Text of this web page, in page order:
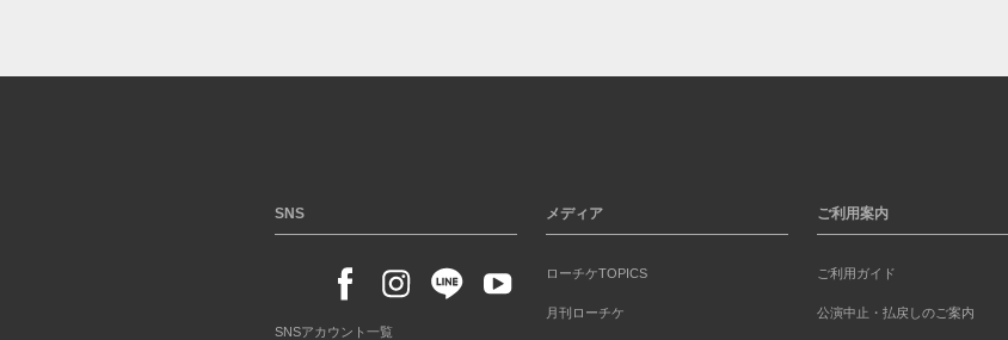
SNS
SNSアカウント一覧
メディア
ローチケTOPICS
月刊ローチケ
ご利用案内
ご利用ガイド
公演中止・払戻しのご案内